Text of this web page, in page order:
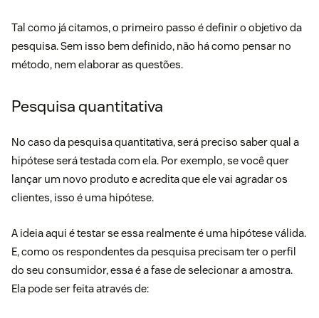
Tal como já citamos, o primeiro passo é definir o objetivo da
pesquisa. Sem isso bem definido, não há como pensar no
método, nem elaborar as questões.
Pesquisa quantitativa
No caso da pesquisa quantitativa, será preciso saber qual a
hipótese será testada com ela. Por exemplo, se você quer
lançar um novo produto e acredita que ele vai agradar os
clientes, isso é uma hipótese.
A ideia aqui é testar se essa realmente é uma hipótese válida.
E, como os respondentes da pesquisa precisam ter o perfil
do seu consumidor, essa é a fase de selecionar a amostra.
Ela pode ser feita através de: